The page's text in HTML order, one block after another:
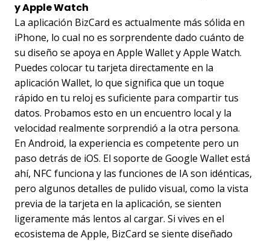
y Apple Watch
La aplicación BizCard es actualmente más sólida en
iPhone, lo cual no es sorprendente dado cuánto de
su diseño se apoya en Apple Wallet y Apple Watch.
Puedes colocar tu tarjeta directamente en la
aplicación Wallet, lo que significa que un toque
rápido en tu reloj es suficiente para compartir tus
datos. Probamos esto en un encuentro local y la
velocidad realmente sorprendió a la otra persona.
En Android, la experiencia es competente pero un
paso detrás de iOS. El soporte de Google Wallet está
ahí, NFC funciona y las funciones de IA son idénticas,
pero algunos detalles de pulido visual, como la vista
previa de la tarjeta en la aplicación, se sienten
ligeramente más lentos al cargar. Si vives en el
ecosistema de Apple, BizCard se siente diseñado